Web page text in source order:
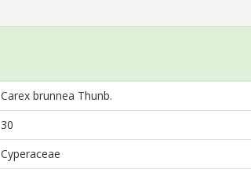
Carex brunnea Thunb.
30
Cyperaceae